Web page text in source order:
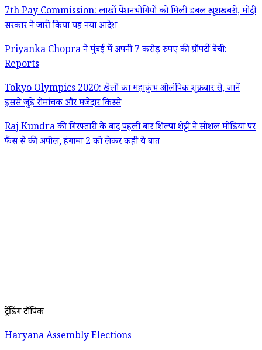
7th Pay Commission: लाखों पेंशनभोगियों को मिली डबल खुशखबरी, मोदी
सरकार ने जारी किया यह नया आदेश
Priyanka Chopra ने मुंबई में अपनी 7 करोड़ रुपए की प्रॉपर्टी बेची:
Reports
Tokyo Olympics 2020: खेलों का महाकुंभ ओलंपिक शुक्रवार से, जानें
इससे जुड़े रोमांचक और मजेदार किस्से
Raj Kundra की गिरफ्तारी के बाद पहली बार शिल्पा शेट्टी ने सोशल मीडिया पर
फैंस से की अपील, हंगामा 2 को लेकर कही ये बात
ट्रेंडिंग टॉपिक
Haryana Assembly Elections